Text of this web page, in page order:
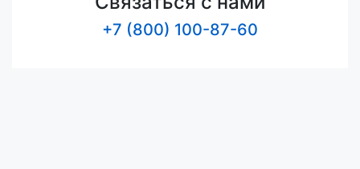
+7 (800) 100-87-60